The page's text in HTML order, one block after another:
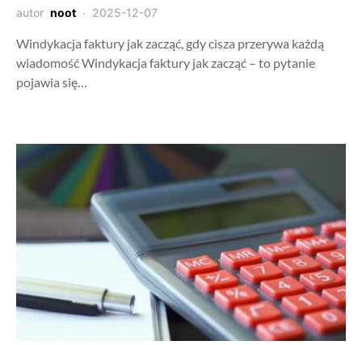
autor noot 2025-12-07
Windykacja faktury jak zacząć, gdy cisza przerywa każdą
wiadomość Windykacja faktury jak zacząć – to pytanie
pojawia się…